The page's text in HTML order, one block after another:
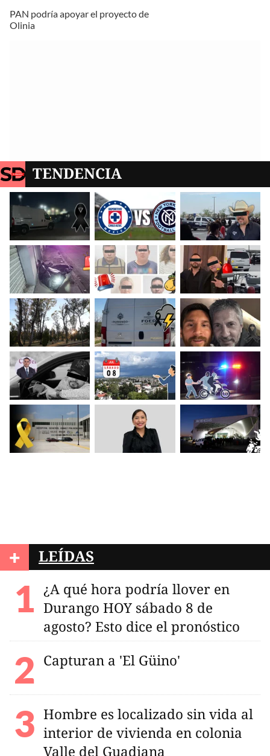
PAN podría apoyar el proyecto de
Olinia
TENDENCIA
+ LEÍDAS
¿A qué hora podría llover en
Durango HOY sábado 8 de
agosto? Esto dice el pronóstico
Capturan a 'El Güino'
Hombre es localizado sin vida al
interior de vivienda en colonia
Valle del Guadiana